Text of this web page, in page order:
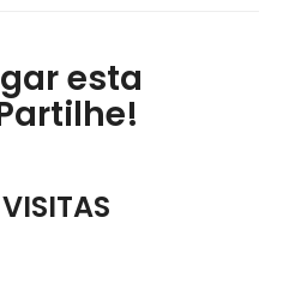
esta